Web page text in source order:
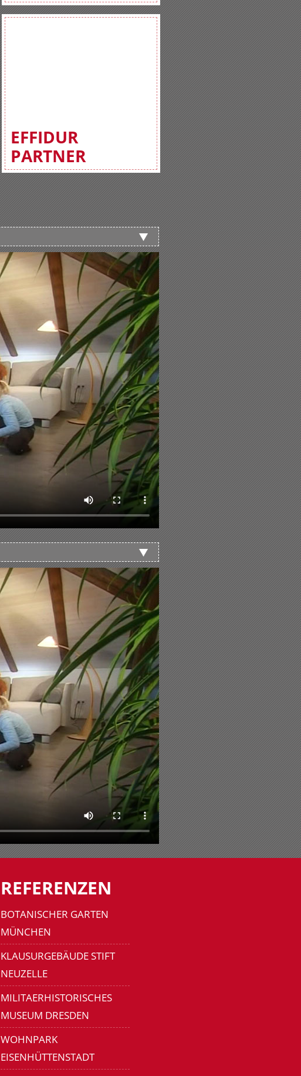
EFFIDUR
PARTNER
REFERENZEN
BOTANISCHER GARTEN
MÜNCHEN
KLAUSURGEBÄUDE STIFT
NEUZELLE
MILITAERHISTORISCHES
MUSEUM DRESDEN
WOHNPARK
EISENHÜTTENSTADT